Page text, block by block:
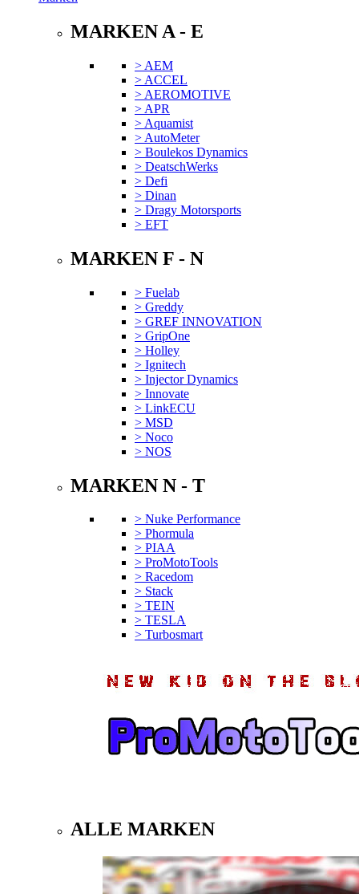
MARKEN A - E
> AEM
> ACCEL
> AEROMOTIVE
> APR
> Aquamist
> AutoMeter
> Boulekos Dynamics
> DeatschWerks
> Defi
> Dinan
> Dragy Motorsports
> EFT
MARKEN F - N
> Fuelab
> Greddy
> GREF INNOVATION
> GripOne
> Holley
> Ignitech
> Injector Dynamics
> Innovate
> LinkECU
> MSD
> Noco
> NOS
MARKEN N - T
> Nuke Performance
> Phormula
> PIAA
> ProMotoTools
> Racedom
> Stack
> TEIN
> TESLA
> Turbosmart
ALLE MARKEN